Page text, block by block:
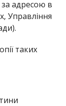
адресою в
Управління
таких